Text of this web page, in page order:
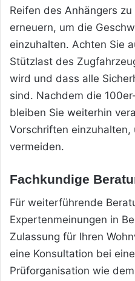
Reifen des Anhängers
erneuern, um die
einzuhalten. Achten Sie
Stützlast des
wird und dass alle
sind. Nachdem die
bleiben Sie weiterhin
Vorschriften einzuhalten,
vermeiden.
Fachkundige
Für weiterführende
Expertenmeinungen in
Zulassung für Ihren
eine Konsultation bei
Prüforganisation wie